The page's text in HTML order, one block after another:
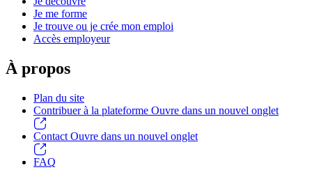
Je me forme
Je trouve ou je crée mon emploi
Accès employeur
À propos
Plan du site
Contribuer à la plateforme Ouvre dans un nouvel onglet
Contact Ouvre dans un nouvel onglet
FAQ